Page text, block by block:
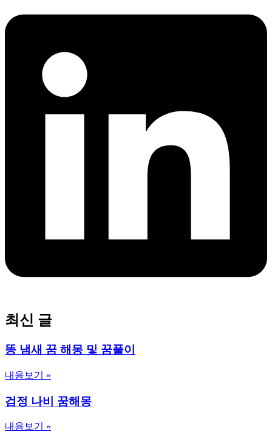
최신 글
똥 냄새 꿈 해몽 및 꿈풀이
내용보기 »
검정 나비 꿈해몽
내용보기 »